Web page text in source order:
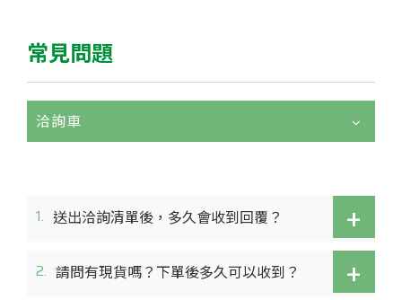
常見問題
洽詢車
1. 送出洽詢清單後，多久會收到回覆？ +
2. 請問有現貨嗎？下單後多久可以收到？ +